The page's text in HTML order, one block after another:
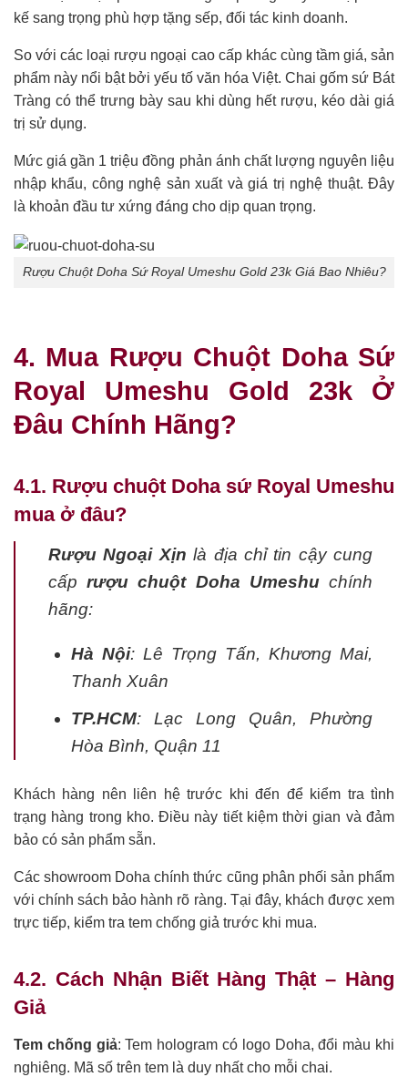
kế sang trọng phù hợp tặng sếp, đối tác kinh doanh.
So với các loại rượu ngoại cao cấp khác cùng tầm giá, sản
phẩm này nổi bật bởi yếu tố văn hóa Việt. Chai gốm sứ Bát
Tràng có thể trưng bày sau khi dùng hết rượu, kéo dài giá
trị sử dụng.
Mức giá gần 1 triệu đồng phản ánh chất lượng nguyên liệu
nhập khẩu, công nghệ sản xuất và giá trị nghệ thuật. Đây
là khoản đầu tư xứng đáng cho dịp quan trọng.
Rượu Chuột Doha Sứ Royal Umeshu Gold 23k Giá Bao Nhiêu?
4. Mua Rượu Chuột Doha Sứ
Royal Umeshu Gold 23k Ở
Đâu Chính Hãng?
4.1. Rượu chuột Doha sứ Royal Umeshu
mua ở đâu?
Rượu Ngoại Xịn là địa chỉ tin cậy cung
cấprượu chuột Doha Umeshuchính
hãng:
Hà Nội: Lê Trọng Tấn, Khương Mai,
Thanh Xuân
TP.HCM: Lạc Long Quân, Phường
Hòa Bình, Quận 11
Khách hàng nên liên hệ trước khi đến để kiểm tra tình
trạng hàng trong kho. Điều này tiết kiệm thời gian và đảm
bảo có sản phẩm sẵn.
Các showroom Doha chính thức cũng phân phối sản phẩm
với chính sách bảo hành rõ ràng. Tại đây, khách được xem
trực tiếp, kiểm tra tem chống giả trước khi mua.
4.2. Cách Nhận Biết Hàng Thật – Hàng
Giả
Tem chống giả: Tem hologram có logo Doha, đổi màu khi
nghiêng. Mã số trên tem là duy nhất cho mỗi chai.